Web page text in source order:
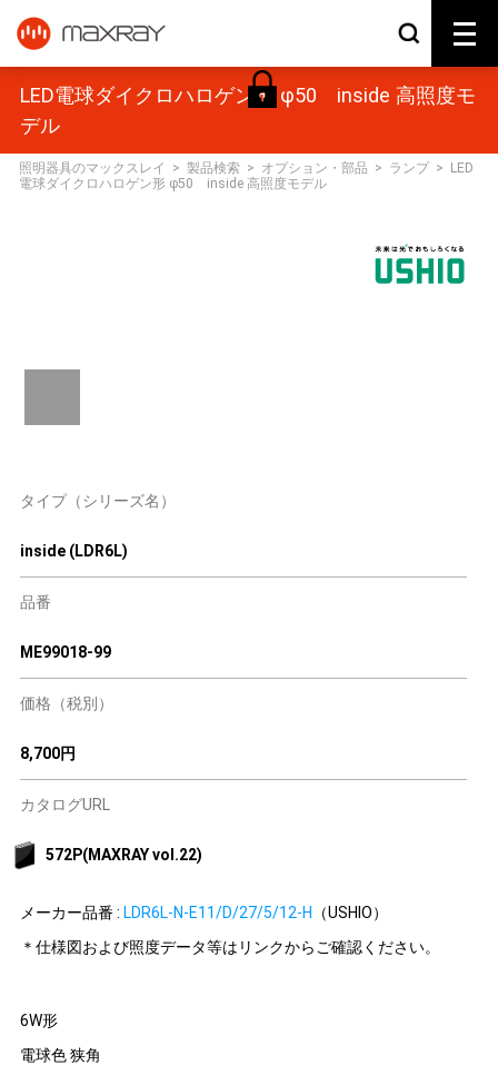
LED電球ダイクロハロゲン形 φ50 inside 高照度モ
デル
照明器具のマックスレイ > 製品検索 > オプション・部品 > ランプ >
LED
電球ダイクロハロゲン形 φ50 inside 高照度モデル
タイプ（シリーズ名）
inside (LDR6L)
品番
ME99018-99
価格（税別）
8,700円
カタログURL
572P(MAXRAY vol.22)
メーカー品番 : LDR6L-N-E11/D/27/5/12-H
（USHIO）
＊仕様図および照度データ等はリンクからご確認ください。
6W形
電球色 狭角